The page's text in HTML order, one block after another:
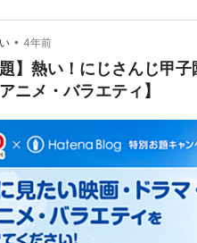
• 4年前
題】熱い！にじさんじ甲
ニメ・バラエティ】